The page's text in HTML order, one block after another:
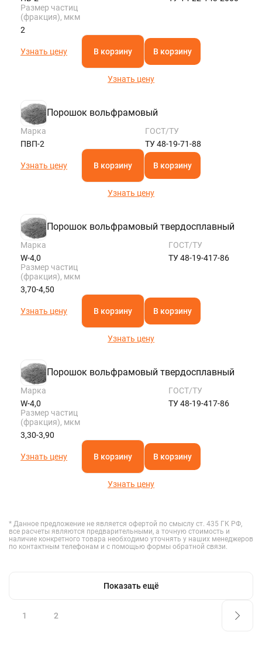
Размер частиц
(фракция), мкм
2
Узнать цену В корзину В корзину
Узнать цену
Порошок вольфрамовый
Марка
ПВП-2
ГОСТ/ТУ
ТУ 48-19-71-88
Узнать цену В корзину В корзину
Узнать цену
Порошок вольфрамовый твердосплавный
Марка
W-4,0
ГОСТ/ТУ
ТУ 48-19-417-86
Размер частиц
(фракция), мкм
3,70-4,50
Узнать цену В корзину В корзину
Узнать цену
Порошок вольфрамовый твердосплавный
Марка
W-4,0
ГОСТ/ТУ
ТУ 48-19-417-86
Размер частиц
(фракция), мкм
3,30-3,90
Узнать цену В корзину В корзину
Узнать цену
* Данное предложение не является офертой по смыслу ст. 435 ГК РФ,
все расчеты являются предварительными, а точную стоимость и
наличие конкретного товара необходимо уточнять у наших менеджеров
по контактным телефонам и с помощью формы обратной связи.
Показать ещё
1 2